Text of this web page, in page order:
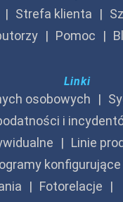
Strefa klienta
Pomoc
Linki
osobowych
i
Linie
konfigurujące
Fotorelacje